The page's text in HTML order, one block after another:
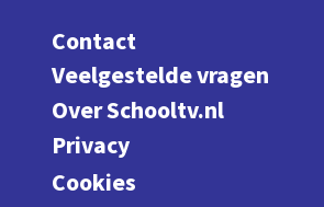
Contact
Veelgestelde vragen
Over Schooltv.nl
Privacy
Cookies